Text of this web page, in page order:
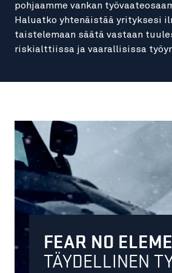
pohjaamme vankan
Haluatko yhtenäistää yrityksesi
taistelemaan säätä vastaan
riskialttiissa ja vaarallisissa
FEAR NO
TÄYDELLINEN